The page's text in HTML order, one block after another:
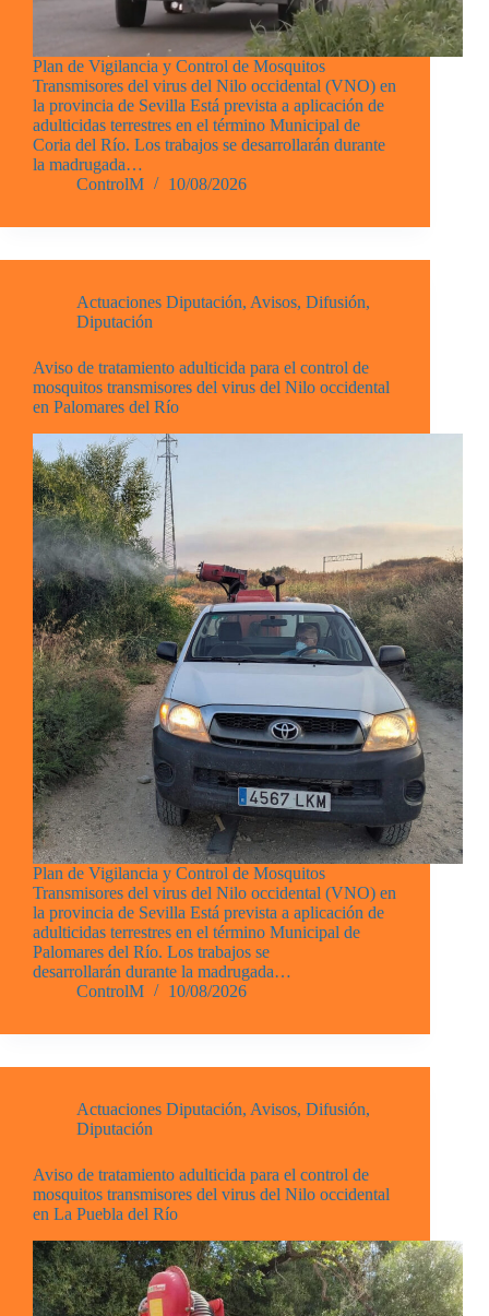
Plan de Vigilancia y Control de Mosquitos
Transmisores del virus del Nilo occidental (VNO) en
la provincia de Sevilla Está prevista a aplicación de
adulticidas terrestres en el término Municipal de
Coria del Río. Los trabajos se desarrollarán durante
la madrugada…
ControlM
10/08/2026
Actuaciones Diputación, Avisos, Difusión,
Diputación
Aviso de tratamiento adulticida para el control de
mosquitos transmisores del virus del Nilo occidental
en Palomares del Río
Plan de Vigilancia y Control de Mosquitos
Transmisores del virus del Nilo occidental (VNO) en
la provincia de Sevilla Está prevista a aplicación de
adulticidas terrestres en el término Municipal de
Palomares del Río. Los trabajos se
desarrollarán durante la madrugada…
ControlM
10/08/2026
Actuaciones Diputación, Avisos, Difusión,
Diputación
Aviso de tratamiento adulticida para el control de
mosquitos transmisores del virus del Nilo occidental
en La Puebla del Río